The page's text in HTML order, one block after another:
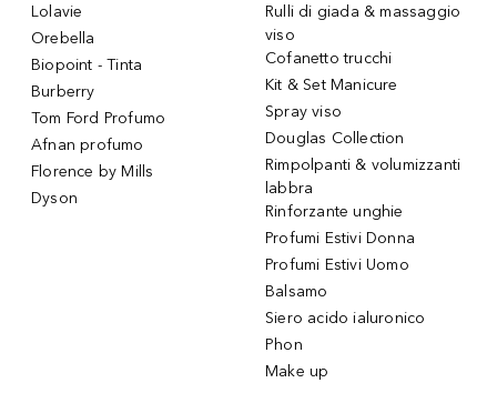
Lolavie
Orebella
Biopoint - Tinta
Burberry
Tom Ford Profumo
Afnan profumo
Florence by Mills
Dyson
Rulli di giada & massaggio
viso
Cofanetto trucchi
Kit & Set Manicure
Spray viso
Douglas Collection
Rimpolpanti & volumizzanti
labbra
Rinforzante unghie
Profumi Estivi Donna
Profumi Estivi Uomo
Balsamo
Siero acido ialuronico
Phon
Make up